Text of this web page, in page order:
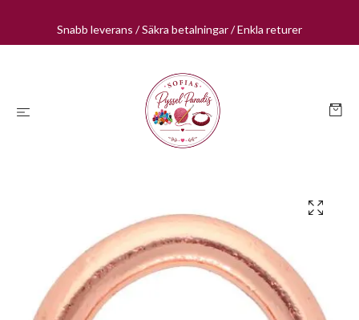
Snabb leverans / Säkra betalningar / Enkla returer